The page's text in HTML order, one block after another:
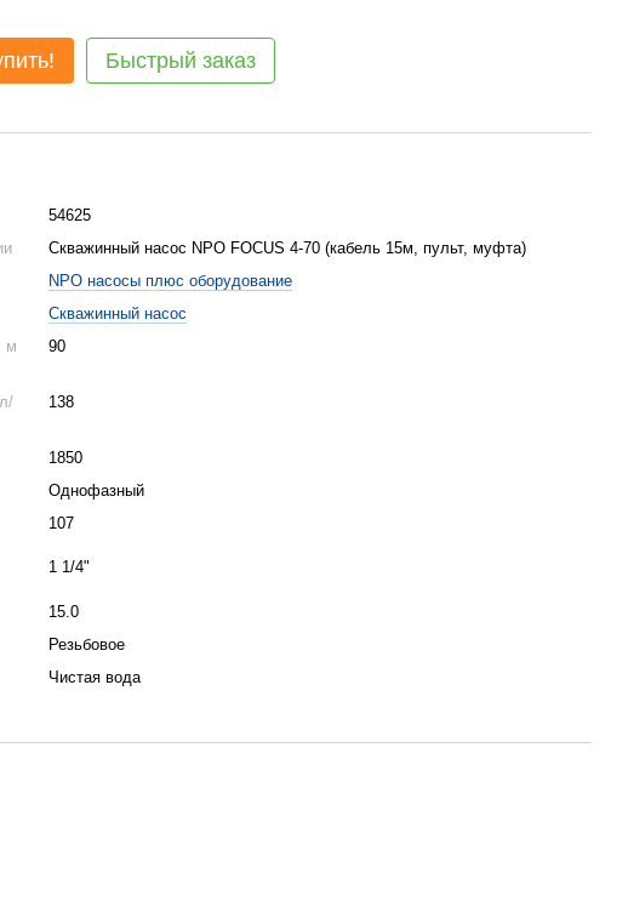
Быстрый заказ
54625
Скважинный насос NPO FOCUS 4-70 (кабель 15м, пульт, муфта)
NPO насосы плюс оборудование
Скважинный насос
м
90
138
1850
Однофазный
107
1 1/4"
15.0
Резьбовое
Чистая вода